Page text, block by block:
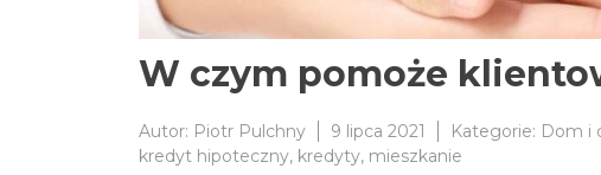
W czym pomoże
Autor: Piotr Pulchny 9 lipca 2021 Kategorie: Dom i
kredyt hipoteczny, kredyty, mieszkanie